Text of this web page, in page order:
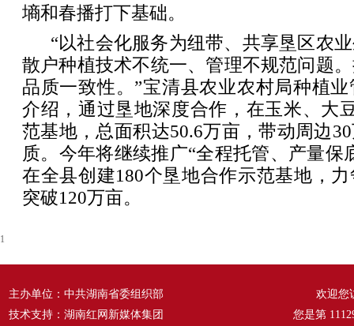
墒和春播打下基础。
“以社会化服务为纽带、共享垦区农
散户种植技术不统一、管理不规范问题
品质一致性。”宝清县农业农村局种植
介绍，通过垦地深度合作，在玉米、大
范基地，总面积达50.6万亩，带动周边
质。今年将继续推广“全程托管、产量保
在全县创建180个垦地合作示范基地，
突破120万亩。
1
主办单位：中共湖南省委组织部
技术支持：湖南红网新媒体集团
欢迎您
您是第